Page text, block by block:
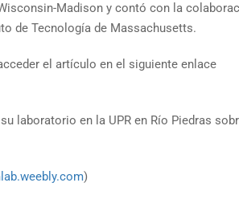
Madison y contó con la
de Tecnología de Massachusetts.
el artículo en el siguiente enlace
laboratorio en la UPR en Río Piedras
)